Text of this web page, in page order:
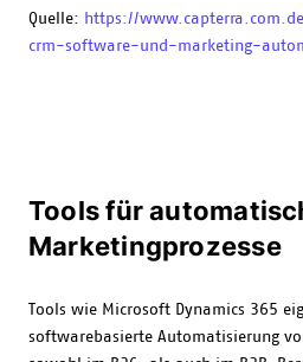
Quelle: https://
crm-software-und-marketing-
Tools für
Marketingprozesse
Tools wie Microsoft Dynamics 365
softwarebasierte Automatisierung